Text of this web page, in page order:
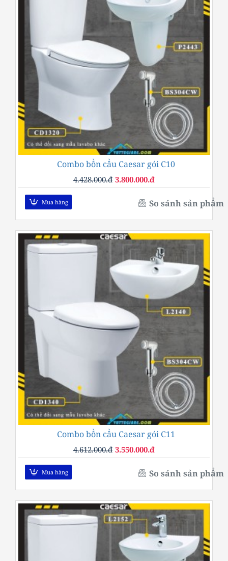
Combo bồn cầu Caesar gói C10
3.800.000.đ
4.428.000.đ
Mua hàng So sánh sản phẩm
Combo bồn cầu Caesar gói C11
3.550.000.đ
4.612.000.đ
Mua hàng So sánh sản phẩm